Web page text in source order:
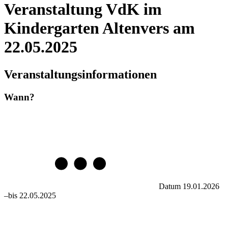
Veranstaltung VdK im
Kindergarten Altenvers am
22.05.2025
Veranstaltungsinformationen
Wann?
Datum 19.01.2026
–bis 22.05.2025